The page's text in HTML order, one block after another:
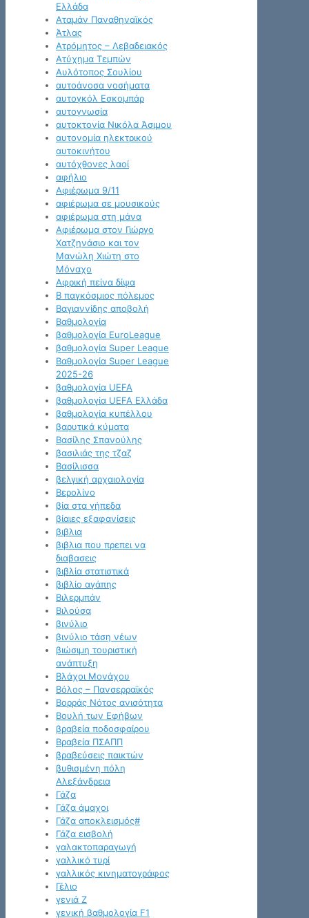
Ελλάδα
Αταμάν Παναθηναϊκός
Άτλας
Ατρόμητος – Λεβαδειακός
Ατύχημα Τεμπών
Αυλότοπος Σουλίου
αυτοάνοσα νοσήματα
αυτογκόλ Εσκομπάρ
αυτογνωσία
αυτοκτονία Νικόλα Άσιμου
αυτονομία ηλεκτρικού
αυτοκινήτου
αυτόχθονες λαοί
αφήλιο
Αφιέρωμα 9/11
αφιέρωμα σε μουσικούς
αφιέρωμα στη μάνα
Αφιέρωμα στον Γιώργο
Χατζηνάσιο και τον
Μανώλη Χιώτη στο
Μόναχο
Αφρική πείνα δίψα
Β παγκόσμιος πόλεμος
Βαγιαννίδης αποβολή
Βαθμολογία
βαθμολογία EuroLeague
βαθμολογία Super League
Βαθμολογία Super League
2025-26
βαθμολογία UEFA
βαθμολογία UEFA Ελλάδα
βαθμολογία κυπέλλου
βαρυτικά κύματα
Βασίλης Σπανούλης
βασιλιάς της τζαζ
Βασίλισσα
βελγική αρχαιολογία
Βερολίνο
βία στα γήπεδα
βίαιες εξαφανίσεις
βιβλια
βιβλια που πρεπει να
διαβασεις
βιβλία στατιστικά
βιβλίο αγάπης
Βιλερμπάν
Βιλούσα
βινύλιο
βινύλιο τάση νέων
βιώσιμη τουριστική
ανάπτυξη
Βλάχοι Μονάχου
Βόλος – Πανσερραϊκός
Βορράς Νότος ανισότητα
Βουλή των Εφήβων
βραβεία ποδοσφαίρου
Βραβεία ΠΣΑΠΠ
βραβεύσεις παικτών
βυθισμένη πόλη
Αλεξάνδρεια
Γάζα
Γάζα άμαχοι
Γάζα αποκλεισμός#
Γάζα εισβολή
γαλακτοπαραγωγή
γαλλικό τυρί
γαλλικός κινηματογράφος
Γέλιο
γενιά Z
γενική βαθμολογία F1